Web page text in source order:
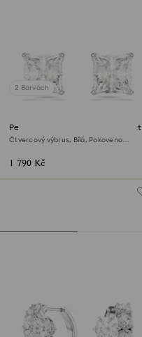
2 Barvách
Peckové náušnice Stilla Attract
Čtvercový výbrus, Bílá, Pokoveno
1 790 Kč